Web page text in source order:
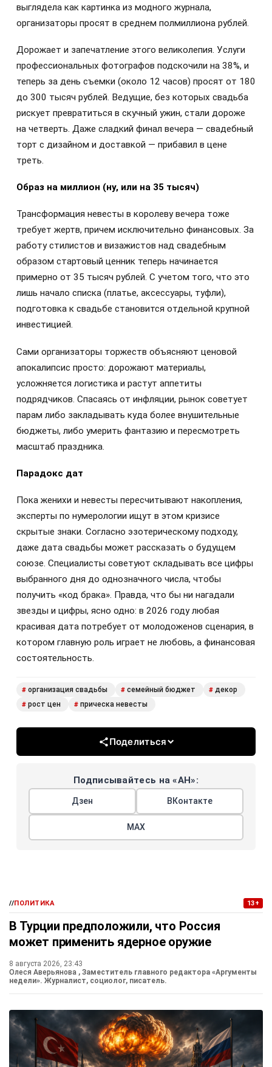
выглядела как картинка из модного журнала,
организаторы просят в среднем полмиллиона рублей.
Дорожает и запечатление этого великолепия. Услуги
профессиональных фотографов подскочили на 38%, и
теперь за день съемки (около 12 часов) просят от 180
до 300 тысяч рублей. Ведущие, без которых свадьба
рискует превратиться в скучный ужин, стали дороже
на четверть. Даже сладкий финал вечера — свадебный
торт с дизайном и доставкой — прибавил в цене
треть.
Образ на миллион (ну, или на 35 тысяч)
Трансформация невесты в королеву вечера тоже
требует жертв, причем исключительно финансовых. За
работу стилистов и визажистов над свадебным
образом стартовый ценник теперь начинается
примерно от 35 тысяч рублей. С учетом того, что это
лишь начало списка (платье, аксессуары, туфли),
подготовка к свадьбе становится отдельной крупной
инвестицией.
Сами организаторы торжеств объясняют ценовой
апокалипсис просто: дорожают материалы,
усложняется логистика и растут аппетиты
подрядчиков. Спасаясь от инфляции, рынок советует
парам либо закладывать куда более внушительные
бюджеты, либо умерить фантазию и пересмотреть
масштаб праздника.
Парадокс дат
Пока женихи и невесты пересчитывают накопления,
эксперты по нумерологии ищут в этом кризисе
скрытые знаки. Согласно эзотерическому подходу,
даже дата свадьбы может рассказать о будущем
союзе. Специалисты советуют складывать все цифры
выбранного дня до однозначного числа, чтобы
получить «код брака». Правда, что бы ни нагадали
звезды и цифры, ясно одно: в 2026 году любая
красивая дата потребует от молодоженов сценария, в
котором главную роль играет не любовь, а финансовая
состоятельность.
# организация свадьбы # семейный бюджет # декор
# рост цен # прическа невесты
Поделиться
Подписывайтесь на «АН»:
Дзен ВКонтакте
МАХ
//ПОЛИТИКА 13+
В Турции предположили, что Россия
может применить ядерное оружие
8 августа 2026, 23:43
Олеся Аверьянова , Заместитель главного редактора «Аргументы
недели». Журналист, социолог, писатель.